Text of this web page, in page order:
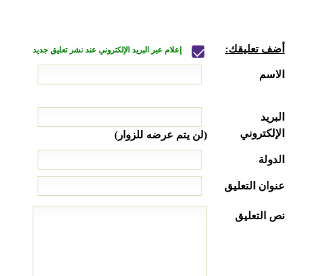
أضف تعليقك: إعلام عبر البريد الإلكتروني عند نشر تعليق جديد
الاسم
البريد
الإلكتروني
(لن يتم عرضه للزوار)
الدولة
عنوان التعليق
نص التعليق